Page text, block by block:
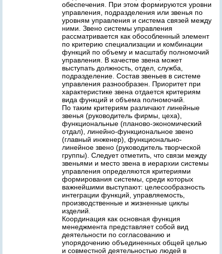
обеспечения. При этом формируются уровни
управления, подразделения или звенья по
уровням управления и система связей между
ними. Звено системы управления
рассматривается как обособленный элемент
по критерию специализации и комбинации
функций по объему и масштабу полномочий
управления. В качестве звена может
выступать должность, отдел, служба,
подразделение. Состав звеньев в системе
управления разнообразен. Приоритет при
характеристике звена отдается критериям
вида функций и объема полномочий.
По таким критериям различают линейные
звенья (руководитель фирмы, цеха),
функциональные (планово-экономический
отдал), линейно-функциональное звено
(главный инженер), функционально-
линейное звено (руководитель творческой
группы). Следует отметить, что связи между
звеньями и место звена в иерархии системы
управления определяются критериями
формирования системы, среди которых
важнейшими выступают: целесообразность
интеграции функций, управляемость,
производственные и жизненные циклы
изделий.
Координация как основная функция
менеджмента представляет собой вид
деятельности по согласованию и
упорядочению объединенных общей целью
и совместной деятельностью людей в